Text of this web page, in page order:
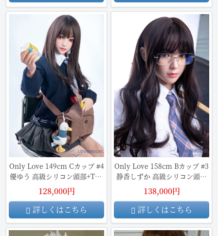
Only Love 149cm Cカップ #4
優ゆう 高級シリコン頭部+TPE
材質ボディ
128,000円
詳しくはこちら
Only Love 158cm Bカップ #3
静香しずか 高級シリコン頭部
+TPE材質ボディ 身長など選べ
る
138,000円
詳しくはこちら